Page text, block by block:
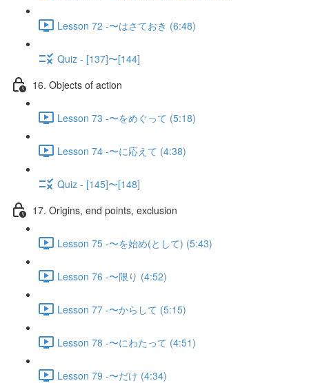
Lesson 72 -〜はさておき (6:48)
Quiz - [137]〜[144]
16. Objects of action
Lesson 73 -〜をめぐって (5:18)
Lesson 74 -〜に応えて (4:38)
Quiz - [145]〜[148]
17. Origins, end points, exclusion
Lesson 75 -〜を始め(として) (5:43)
Lesson 76 -〜限り (4:52)
Lesson 77 -〜からして (5:15)
Lesson 78 -〜にわたって (4:51)
Lesson 79 -〜だけ (4:34)